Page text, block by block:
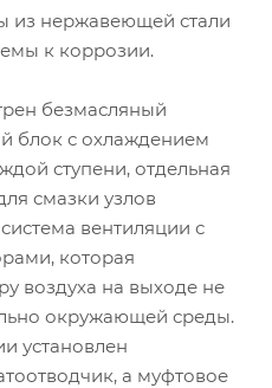
из нержавеющей стали
к коррозии.
безмасляный
блок с охлаждением
ступени, отдельная
смазки узлов
вентиляции с
которая
воздуха на выходе не
окружающей среды.
установлен
а муфтовое